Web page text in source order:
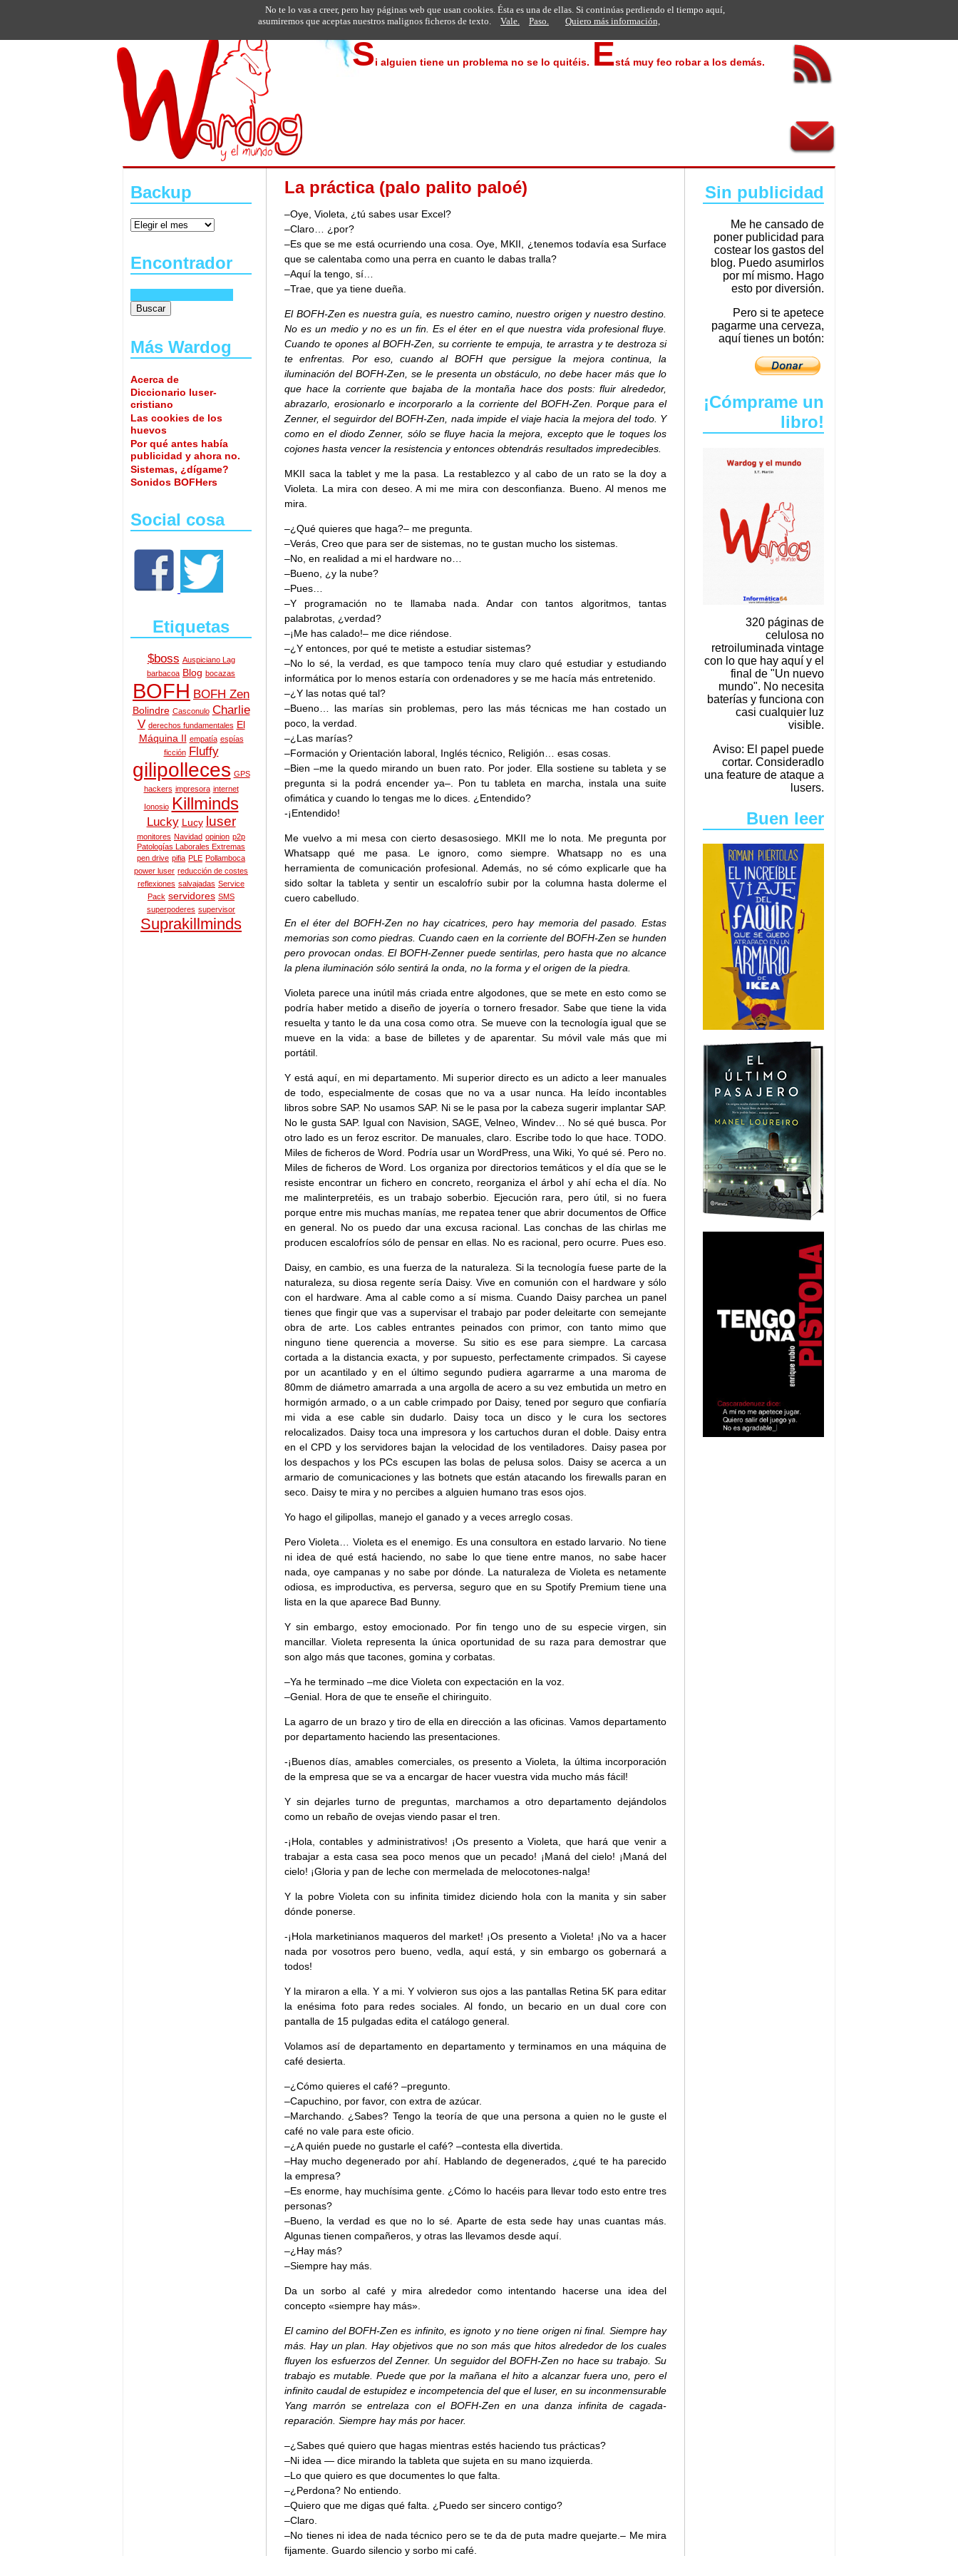
Si alguien tiene un problema no se lo quitéis. Está muy feo robar a los demás.
Backup
Encontrador
Más Wardog
Acerca de
Diccionario luser-
cristiano
Las cookies de los
huevos
Por qué antes había
publicidad y ahora no.
Sistemas, ¿dígame?
Sonidos BOFHers
Social cosa
Etiquetas
$boss Auspiciano Lag
barbacoa Blog bocazas
BOFH BOFH Zen
Bolindre Casconulo Charlie
V derechos fundamentales El
Máquina II empatía espías
ficción
Fluffy
gilipolleces GPS
hackers impresora internet
Ionosio Killminds
Lucky Lucy luser
monitores Navidad opinion p2p
Patologías Laborales Extremas
pen drive pifia PLE Pollamboca
power luser reducción de costes
reflexiones salvajadas Service
Pack servidores SMS
superpoderes supervisor
Suprakillminds
Sin publicidad
Me he cansado de
poner publicidad para
costear los gastos del
blog. Puedo asumirlos
por mí mismo. Hago
esto por diversión.
Pero si te apetece
pagarme una cerveza,
aquí tienes un botón:
¡Cómprame un
libro!
320 páginas de
celulosa no
retroiluminada vintage
con lo que hay aquí y el
final de "Un nuevo
mundo". No necesita
baterías y funciona con
casi cualquier luz
visible.
Aviso: El papel puede
cortar. Consideradlo
una feature de ataque a
lusers.
Buen leer
La práctica (palo palito paloé)
–Oye, Violeta, ¿tú sabes usar Excel?
–Claro… ¿por?
–Es que se me está ocurriendo una cosa. Oye, MKII, ¿tenemos todavía esa Surface
que se calentaba como una perra en cuanto le dabas tralla?
–Aquí la tengo, sí…
–Trae, que ya tiene dueña.
El BOFH-Zen es nuestra guía, es nuestro camino, nuestro origen y nuestro destino.
No es un medio y no es un fin. Es el éter en el que nuestra vida profesional fluye.
Cuando te opones al BOFH-Zen, su corriente te empuja, te arrastra y te destroza si
te enfrentas. Por eso, cuando al BOFH que persigue la mejora continua, la
iluminación del BOFH-Zen, se le presenta un obstáculo, no debe hacer más que lo
que hace la corriente que bajaba de la montaña hace dos posts: fluir alrededor,
abrazarlo, erosionarlo e incorporarlo a la corriente del BOFH-Zen. Porque para el
Zenner, el seguirdor del BOFH-Zen, nada impide el viaje hacia la mejora del todo. Y
como en el diodo Zenner, sólo se fluye hacia la mejora, excepto que le toques los
cojones hasta vencer la resistencia y entonces obtendrás resultados impredecibles.
MKII saca la tablet y me la pasa. La restablezco y al cabo de un rato se la doy a
Violeta. La mira con deseo. A mi me mira con desconfianza. Bueno. Al menos me
mira.
–¿Qué quieres que haga?– me pregunta.
–Verás, Creo que para ser de sistemas, no te gustan mucho los sistemas.
–No, en realidad a mi el hardware no…
–Bueno, ¿y la nube?
–Pues…
–Y programación no te llamaba nada. Andar con tantos algoritmos, tantas
palabrotas, ¿verdad?
–¡Me has calado!– me dice riéndose.
–¿Y entonces, por qué te metiste a estudiar sistemas?
–No lo sé, la verdad, es que tampoco tenía muy claro qué estudiar y estudiando
informática por lo menos estaría con ordenadores y se me hacía más entretenido.
–¿Y las notas qué tal?
–Bueno… las marías sin problemas, pero las más técnicas me han costado un
poco, la verdad.
–¿Las marías?
–Formación y Orientación laboral, Inglés técnico, Religión… esas cosas.
–Bien –me la quedo mirando un buen rato. Por joder. Ella sostiene su tableta y se
pregunta si la podrá encender ya–. Pon tu tableta en marcha, instala una suite
ofimática y cuando lo tengas me lo dices. ¿Entendido?
-¡Entendido!
Me vuelvo a mi mesa con cierto desasosiego. MKII me lo nota. Me pregunta por
Whatsapp qué me pasa. Le ignoro, como siempre. Whatsapp no es una
herramienta de comunicación profesional. Además, no sé cómo explicarle que ha
sido soltar la tableta y sentir un escalofrío subir por la columna hasta dolerme el
cuero cabelludo.
En el éter del BOFH-Zen no hay cicatrices, pero hay memoria del pasado. Estas
memorias son como piedras. Cuando caen en la corriente del BOFH-Zen se hunden
pero provocan ondas. El BOFH-Zenner puede sentirlas, pero hasta que no alcance
la plena iluminación sólo sentirá la onda, no la forma y el origen de la piedra.
Violeta parece una inútil más criada entre algodones, que se mete en esto como se
podría haber metido a diseño de joyería o tornero fresador. Sabe que tiene la vida
resuelta y tanto le da una cosa como otra. Se mueve con la tecnología igual que se
mueve en la vida: a base de billetes y de aparentar. Su móvil vale más que mi
portátil.
Y está aquí, en mi departamento. Mi superior directo es un adicto a leer manuales
de todo, especialmente de cosas que no va a usar nunca. Ha leído incontables
libros sobre SAP. No usamos SAP. Ni se le pasa por la cabeza sugerir implantar SAP.
No le gusta SAP. Igual con Navision, SAGE, Velneo, Windev… No sé qué busca. Por
otro lado es un feroz escritor. De manuales, claro. Escribe todo lo que hace. TODO.
Miles de ficheros de Word. Podría usar un WordPress, una Wiki, Yo qué sé. Pero no.
Miles de ficheros de Word. Los organiza por directorios temáticos y el día que se le
resiste encontrar un fichero en concreto, reorganiza el árbol y ahí echa el día. No
me malinterpretéis, es un trabajo soberbio. Ejecución rara, pero útil, si no fuera
porque entre mis muchas manías, me repatea tener que abrir documentos de Office
en general. No os puedo dar una excusa racional. Las conchas de las chirlas me
producen escalofríos sólo de pensar en ellas. No es racional, pero ocurre. Pues eso.
Daisy, en cambio, es una fuerza de la naturaleza. Si la tecnología fuese parte de la
naturaleza, su diosa regente sería Daisy. Vive en comunión con el hardware y sólo
con el hardware. Ama al cable como a sí misma. Cuando Daisy parchea un panel
tienes que fingir que vas a supervisar el trabajo par poder deleitarte con semejante
obra de arte. Los cables entrantes peinados con primor, con tanto mimo que
ninguno tiene querencia a moverse. Su sitio es ese para siempre. La carcasa
cortada a la distancia exacta, y por supuesto, perfectamente crimpados. Si cayese
por un acantilado y en el último segundo pudiera agarrarme a una maroma de
80mm de diámetro amarrada a una argolla de acero a su vez embutida un metro en
hormigón armado, o a un cable crimpado por Daisy, tened por seguro que confiaría
mi vida a ese cable sin dudarlo. Daisy toca un disco y le cura los sectores
relocalizados. Daisy toca una impresora y los cartuchos duran el doble. Daisy entra
en el CPD y los servidores bajan la velocidad de los ventiladores. Daisy pasea por
los despachos y los PCs escupen las bolas de pelusa solos. Daisy se acerca a un
armario de comunicaciones y las botnets que están atacando los firewalls paran en
seco. Daisy te mira y no percibes a alguien humano tras esos ojos.
Yo hago el gilipollas, manejo el ganado y a veces arreglo cosas.
Pero Violeta… Violeta es el enemigo. Es una consultora en estado larvario. No tiene
ni idea de qué está haciendo, no sabe lo que tiene entre manos, no sabe hacer
nada, oye campanas y no sabe por dónde. La naturaleza de Violeta es netamente
odiosa, es improductiva, es perversa, seguro que en su Spotify Premium tiene una
lista en la que aparece Bad Bunny.
Y sin embargo, estoy emocionado. Por fin tengo uno de su especie virgen, sin
mancillar. Violeta representa la única oportunidad de su raza para demostrar que
son algo más que tacones, gomina y corbatas.
–Ya he terminado –me dice Violeta con expectación en la voz.
–Genial. Hora de que te enseñe el chiringuito.
La agarro de un brazo y tiro de ella en dirección a las oficinas. Vamos departamento
por departamento haciendo las presentaciones.
-¡Buenos días, amables comerciales, os presento a Violeta, la última incorporación
de la empresa que se va a encargar de hacer vuestra vida mucho más fácil!
Y sin dejarles turno de preguntas, marchamos a otro departamento dejándolos
como un rebaño de ovejas viendo pasar el tren.
-¡Hola, contables y administrativos! ¡Os presento a Violeta, que hará que venir a
trabajar a esta casa sea poco menos que un pecado! ¡Maná del cielo! ¡Maná del
cielo! ¡Gloria y pan de leche con mermelada de melocotones-nalga!
Y la pobre Violeta con su infinita timidez diciendo hola con la manita y sin saber
dónde ponerse.
-¡Hola marketinianos maqueros del market! ¡Os presento a Violeta! ¡No va a hacer
nada por vosotros pero bueno, vedla, aquí está, y sin embargo os gobernará a
todos!
Y la miraron a ella. Y a mi. Y volvieron sus ojos a las pantallas Retina 5K para editar
la enésima foto para redes sociales. Al fondo, un becario en un dual core con
pantalla de 15 pulgadas edita el catálogo general.
Volamos así de departamento en departamento y terminamos en una máquina de
café desierta.
–¿Cómo quieres el café? –pregunto.
–Capuchino, por favor, con extra de azúcar.
–Marchando. ¿Sabes? Tengo la teoría de que una persona a quien no le guste el
café no vale para este oficio.
–¿A quién puede no gustarle el café? –contesta ella divertida.
–Hay mucho degenerado por ahí. Hablando de degenerados, ¿qué te ha parecido
la empresa?
–Es enorme, hay muchísima gente. ¿Cómo lo hacéis para llevar todo esto entre tres
personas?
–Bueno, la verdad es que no lo sé. Aparte de esta sede hay unas cuantas más.
Algunas tienen compañeros, y otras las llevamos desde aquí.
–¿Hay más?
–Siempre hay más.
Da un sorbo al café y mira alrededor como intentando hacerse una idea del
concepto «siempre hay más».
El camino del BOFH-Zen es infinito, es ignoto y no tiene origen ni final. Siempre hay
más. Hay un plan. Hay objetivos que no son más que hitos alrededor de los cuales
fluyen los esfuerzos del Zenner. Un seguidor del BOFH-Zen no hace su trabajo. Su
trabajo es mutable. Puede que por la mañana el hito a alcanzar fuera uno, pero el
infinito caudal de estupidez e incompetencia del que el luser, en su inconmensurable
Yang marrón se entrelaza con el BOFH-Zen en una danza infinita de cagada-
reparación. Siempre hay más por hacer.
–¿Sabes qué quiero que hagas mientras estés haciendo tus prácticas?
–Ni idea — dice mirando la tableta que sujeta en su mano izquierda.
–Lo que quiero es que documentes lo que falta.
–¿Perdona? No entiendo.
–Quiero que me digas qué falta. ¿Puedo ser sincero contigo?
–Claro.
–No tienes ni idea de nada técnico pero se te da de puta madre quejarte.– Me mira
fijamente. Guardo silencio y sorbo mi café.
No te lo vas a creer, pero hay páginas web que usan cookies. Ésta es una de ellas. Si continúas perdiendo el tiempo aquí,
asumiremos que aceptas nuestros malignos ficheros de texto.
Vale. Paso. Quiero más información,